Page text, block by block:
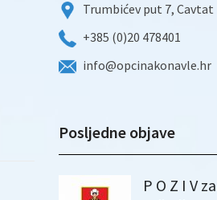
Trumbićev put 7, Cavtat
+385 (0)20 478401
info@opcinakonavle.hr
Posljedne objave
P O Z I V